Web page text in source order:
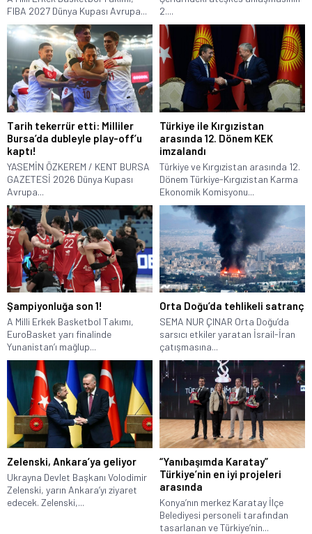
FIBA 2027 Dünya Kupası Avrupa...
2....
​Tarih tekerrür etti: Milliler
Bursa’da dubleyle play-off’u
kaptı!
YASEMİN ÖZKEREM / KENT BURSA
GAZETESİ 2026 Dünya Kupası
Avrupa...
Türkiye ile Kırgızistan
arasında 12. Dönem KEK
imzalandı
Türkiye ve Kırgızistan arasında 12.
Dönem Türkiye-Kırgızistan Karma
Ekonomik Komisyonu...
Şampiyonluğa son 1!
A Milli Erkek Basketbol Takımı,
EuroBasket yarı finalinde
Yunanistan’ı mağlup...
Orta Doğu’da tehlikeli satranç
SEMA NUR ÇINAR Orta Doğu’da
sarsıcı etkiler yaratan İsrail-İran
çatışmasına...
Zelenski, Ankara’ya geliyor
Ukrayna Devlet Başkanı Volodimir
Zelenski, yarın Ankara’yı ziyaret
edecek. Zelenski,...
“Yanıbaşımda Karatay”
Türkiye’nin en iyi projeleri
arasında
Konya’nın merkez Karatay İlçe
Belediyesi personeli tarafından
tasarlanan ve Türkiye’nin...